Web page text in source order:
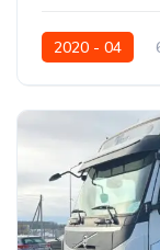
2020 - 04